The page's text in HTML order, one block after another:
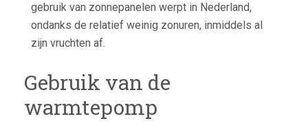
gebruik van zonnepanelen werpt in Nederland,
ondanks de relatief weinig zonuren, inmiddels al
zijn vruchten af.
Gebruik van de
warmtepomp